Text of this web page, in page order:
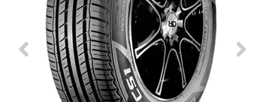
Previous Next